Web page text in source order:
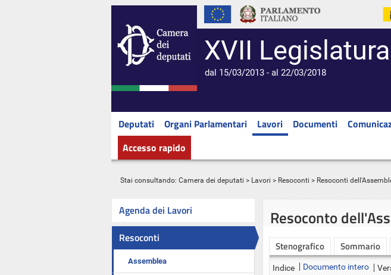
XVII Legislatura
dal 15/03/2013 - al 22/03/2018
Deputati Organi Parlamentari Lavori Documenti
Accesso rapido
Stai consultando: Camera dei deputati > Lavori > Resoconti > Resoconti
Agenda dei Lavori
Resoconti
Assemblea
Resoconto
Stenografico Sommario
Indice Documento intero